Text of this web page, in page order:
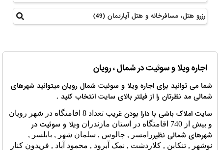
رزرو هتل، مسافرخانه و هتل آپارتمان (49)
اجاره ویلا و سوئیت در شمال ، رویان
شما می توانید برای اجاره ویلا و سوئیت شمال رویان میتوانید شهرهای
شمالی مد نظرتان را از فیلتر بالای سایت انتخاب کنید .
سایت املاک باشی با دارا بودن غریب
تعداد 8 اقامتگاه در شهر رویان
و بیش از 740 اقامتگاه در استان مازندران
ویلا و سوئیت در
شهرهای شمالی نظیررامسر , چالوس , سلمان شهر , بابلسر ,
نوشهر , تنکابن , کلاردشت , نمک آبرود , محمود آباد , فریدون کنار